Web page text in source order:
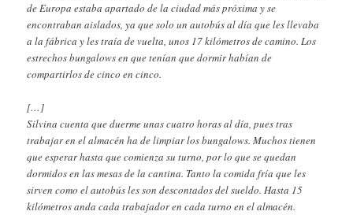
de Europa estaba apartado de la ciudad más próxima y se
encontraban aislados, ya que solo un autobús al día que les llevaba
a la fábrica y les traía de vuelta, unos 17 kilómetros de camino. Los
estrechos bungalows en que tenían que dormir habían de
compartirlos de cinco en cinco.
[…]
Silvina cuenta que duerme unas cuatro horas al día, pues tras
trabajar en el almacén ha de limpiar los bungalows. Muchos tienen
que esperar hasta que comienza su turno, por lo que se quedan
dormidos en las mesas de la cantina. Tanto la comida fría que les
sirven como el autobús les son descontados del sueldo. Hasta 15
kilómetros anda cada trabajador en cada turno en el almacén.